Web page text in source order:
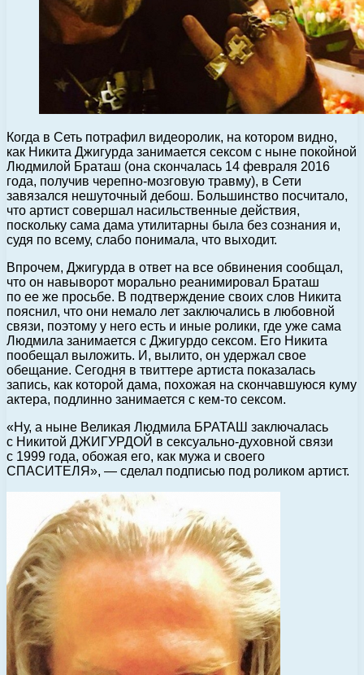
Когда в Сеть потрафил видеоролик, на котором видно,
как Никита Джигурда занимается сексом с ныне покойной
Людмилой Браташ (она скончалась 14 февраля 2016
года, получив черепно-мозговую травму), в Сети
завязался нешуточный дебош. Большинство посчитало,
что артист совершал насильственные действия,
поскольку сама дама утилитарны была без сознания и,
судя по всему, слабо понимала, что выходит.
Впрочем, Джигурда в ответ на все обвинения сообщал,
что он навыворот морально реанимировал Браташ
по ее же просьбе. В подтверждение своих слов Никита
пояснил, что они немало лет заключались в любовной
связи, поэтому у него есть и иные ролики, где уже сама
Людмила занимается с Джигурдо сексом. Его Никита
пообещал выложить. И, вылито, он удержал свое
обещание. Сегодня в твиттере артиста показалась
запись, как которой дама, похожая на скончавшуюся куму
актера, подлинно занимается с кем-то сексом.
«Ну, а ныне Великая Людмила БРАТАШ заключалась
с Никитой ДЖИГУРДОЙ в сексуально-духовной связи
с 1999 года, обожая его, как мужа и своего
СПАСИТЕЛЯ», — сделал подписью под роликом артист.